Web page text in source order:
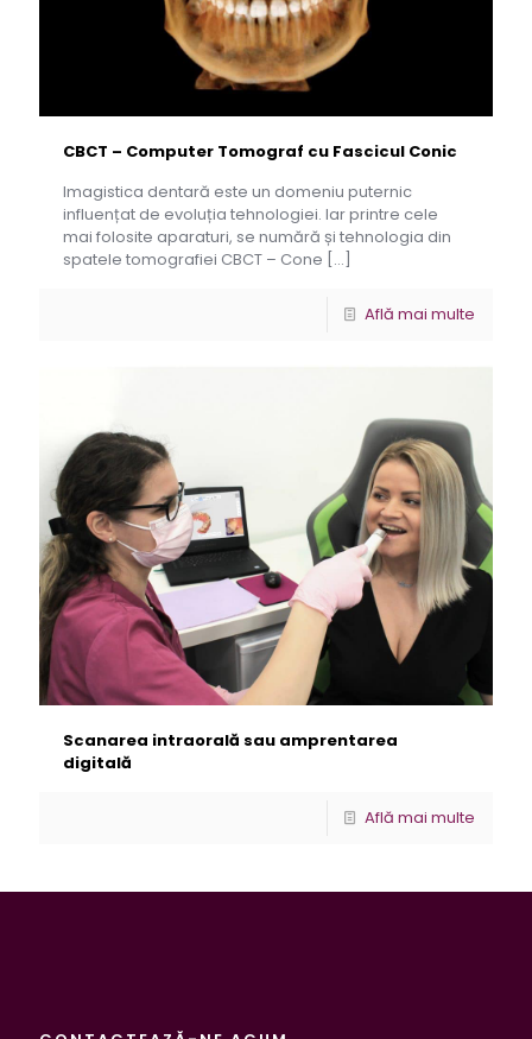
CBCT – Computer Tomograf cu Fascicul Conic
Imagistica dentară este un domeniu puternic
influențat de evoluția tehnologiei. Iar printre cele
mai folosite aparaturi, se numără și tehnologia din
spatele tomografiei CBCT – Cone […]
Află mai multe
Scanarea intraorală sau amprentarea
digitală
Află mai multe